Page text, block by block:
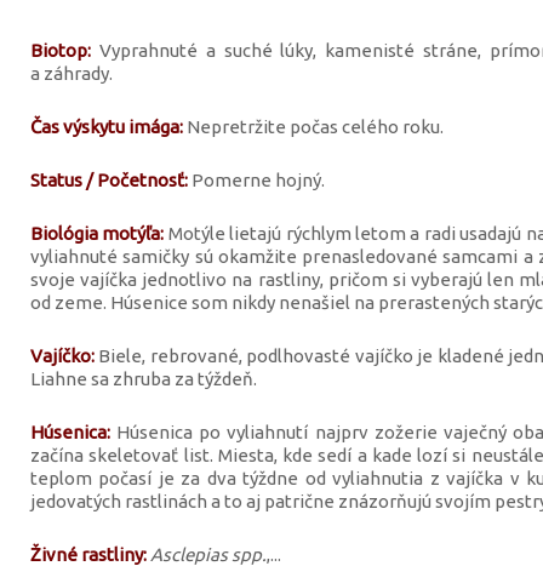
Biotop: Vyprahnuté a suché lúky, kamenisté stráne,
a záhrady.
Čas výskytu imága: Nepretržite počas celého roku.
Status / Početnosť: Pomerne hojný.
Biológia motýľa: Motýle lietajú rýchlym letom a radi usadajú
vyliahnuté samičky sú okamžite prenasledované samcami a
svoje vajíčka jednotlivo na rastliny, pričom si vyberajú len
od zeme. Húsenice som nikdy nenašiel na prerastených
Vajíčko: Biele, rebrované, podlhovasté vajíčko je kladené
Liahne sa zhruba za týždeň.
Húsenica: Húsenica po vyliahnutí najprv zožerie vaječný
začína skeletovať list. Miesta, kde sedí a kade lozí si
teplom počasí je za dva týždne od vyliahnutia z vajíčka v
jedovatých rastlinách a to aj patrične znázorňujú svojím
Živné rastliny: Asclepias spp.,...